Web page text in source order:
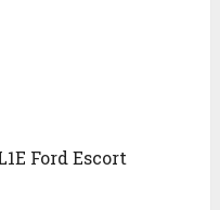
Ford Escort